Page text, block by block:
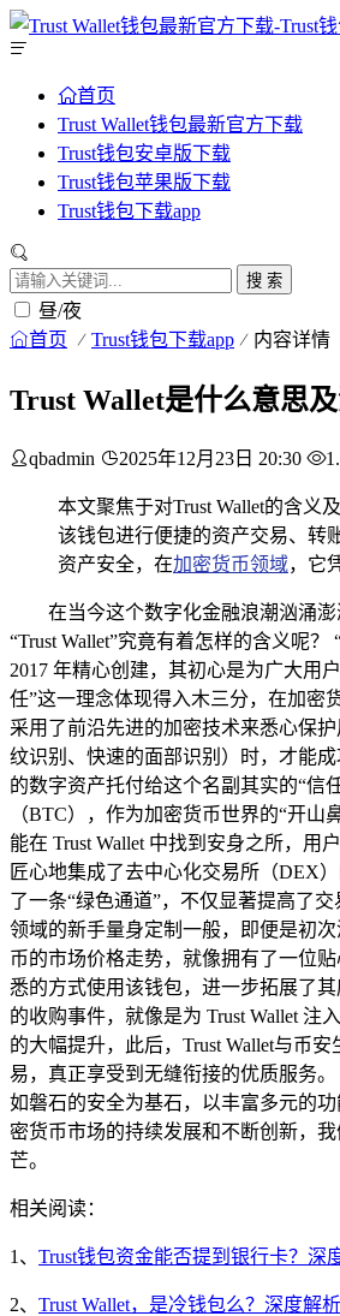
首页
Trust Wallet钱包最新官方下载
Trust钱包安卓版下载
Trust钱包苹果版下载
Trust钱包下载app
搜 索
昼/夜
首页 Trust钱包下载app 内容详情
Trust Wallet是什么意思
qbadmin 2025年12月23日 20:30
本文聚焦于对Trust Wallet的含义
该钱包进行便捷的资产交易、转
资产安全，在加密货币领域，它
在当今这个数字化金融浪潮汹涌
“Trust Wallet”究竟有着怎样的含义呢
2017 年精心创建，其初心是为广大用
任”这一理念体现得入木三分，在加密
采用了前沿先进的加密技术来悉心保
纹识别、快速的面部识别）时，才能
的数字资产托付给这个名副其实的“信
（BTC），作为加密货币世界的“开山鼻
能在 Trust Wallet 中找到安身之所，用
匠心地集成了去中心化交易所（DEX
了一条“绿色通道”，不仅显著提高了
领域的新手量身定制一般，即便是初
币的市场价格走势，就像拥有了一位
悉的方式使用该钱包，进一步拓展了
的收购事件，就像是为 Trust Wallet
的大幅提升，此后，Trust Wallet与币
易，真正享受到无缝衔接的优质服务
如磐石的安全为基石，以丰富多元的
密货币市场的持续发展和不断创新，
芒。
相关阅读：
1、 Trust钱包资金能否提到银行卡？深
2、 Trust Wallet，是冷钱包么？深度解析